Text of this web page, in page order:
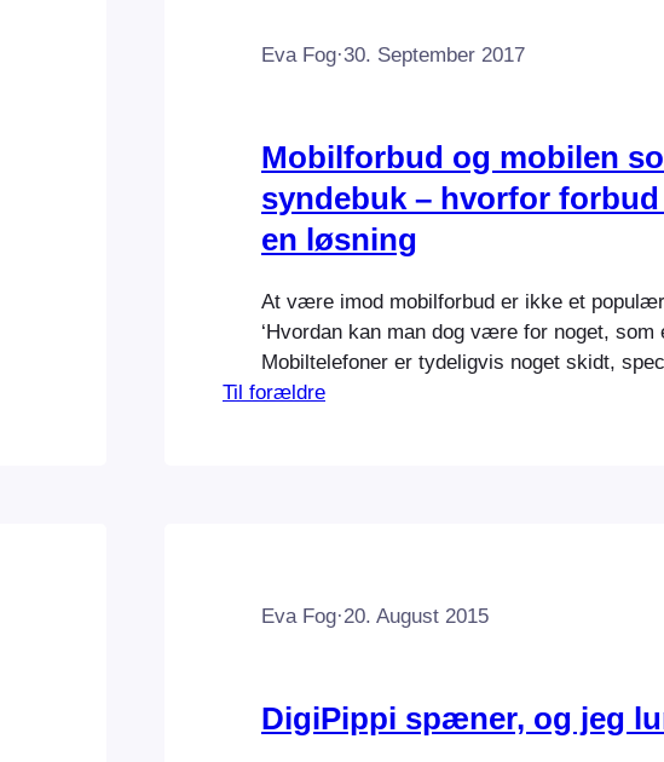
Eva Fog·30. September 2017
Mobilforbud og mobilen
syndebuk – hvorfor
en løsning
At være imod mobilforbud er ikke et
‘Hvordan kan man dog være for noget, som
Mobiltelefoner er tydeligvis noget skidt,
børn.’ I torsdags deltog jeg i DR2s Deadline i
Til forældre
Eva Fog·20. August 2015
DigiPippi spæner, og jeg